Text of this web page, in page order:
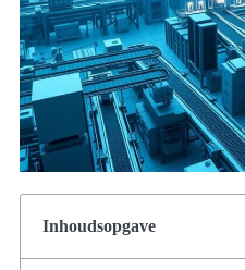
Inhoudsopgave